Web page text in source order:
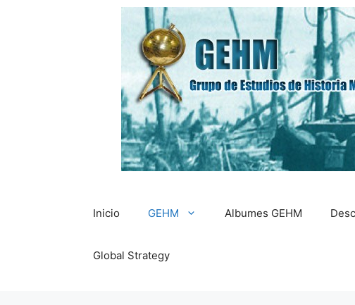
Inicio GEHM Albumes GEHM
Global Strategy